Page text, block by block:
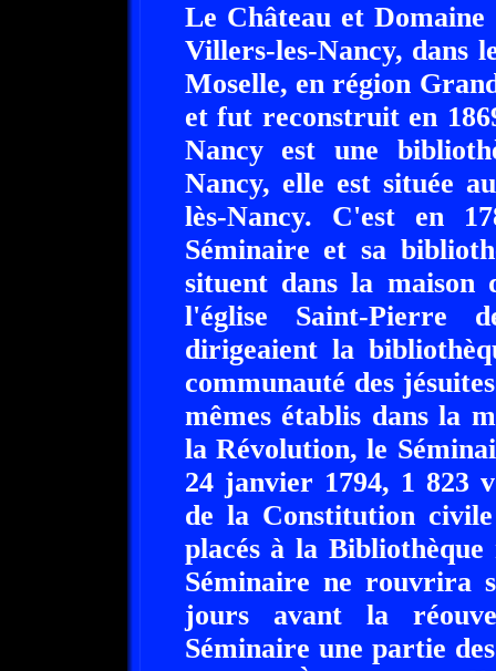
Le Château et
Villers-les-Nancy, dans
Moselle, en région
et fut reconstruit en
Nancy est une
Nancy, elle est située
lès-Nancy. C'est en
Séminaire et sa
situent dans la maison
l'église Saint-Pierre
dirigeaient la
communauté des
mêmes établis dans la
la Révolution, le
24 janvier 1794, 1 823
de la Constitution
placés à la
Séminaire ne rouvrira
jours avant la
Séminaire une partie